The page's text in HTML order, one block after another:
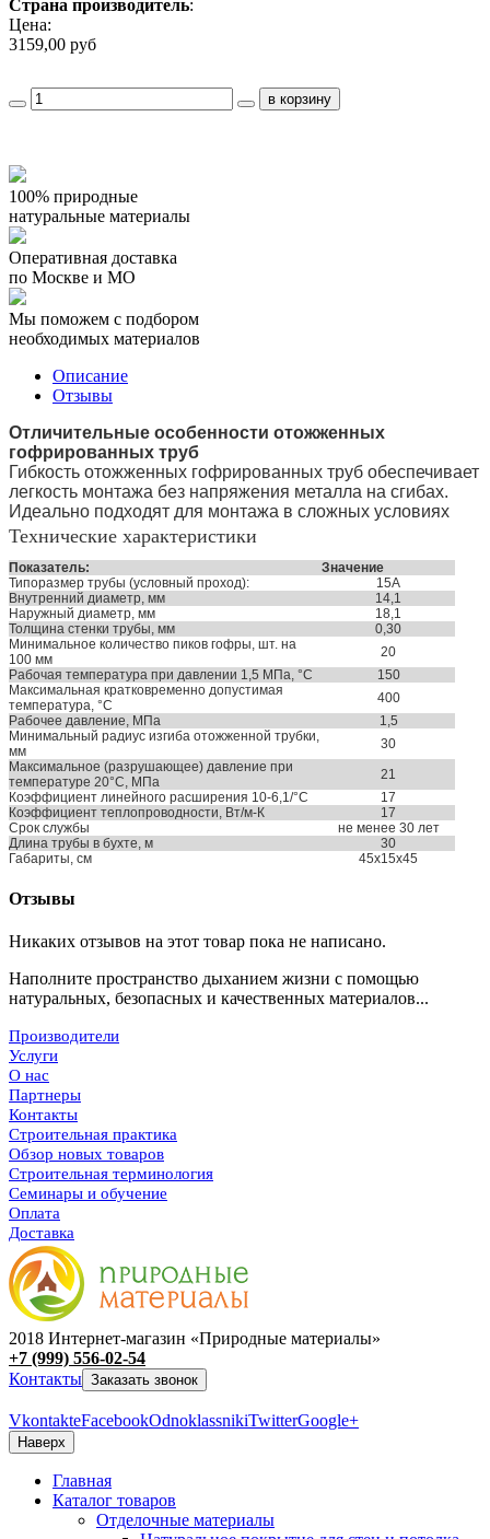
Страна производитель:
Цена:
3159,00 руб
100% природные
натуральные материалы
Оперативная доставка
по Москве и МО
Мы поможем с подбором
необходимых материалов
Описание
Отзывы
Отличительные особенности отожженных
гофрированных труб
Гибкость отожженных гофрированных труб обеспечивает
легкость монтажа без напряжения металла на сгибах.
Идеально подходят для монтажа в сложных условиях
Технические характеристики
Показатель:
Значение
Типоразмер трубы (условный проход):
15А
Внутренний диаметр, мм
14,1
Наружный диаметр, мм
18,1
Толщина стенки трубы, мм
0,30
Минимальное количество пиков гофры, шт. на
100 мм
20
Рабочая температура при давлении 1,5 МПа, °С
150
Максимальная кратковременно допустимая
температура, °С
400
Рабочее давление, МПа
1,5
Минимальный радиус изгиба отожженной трубки,
мм
30
Максимальное (разрушающее) давление при
температуре 20°С, МПа
21
Коэффициент линейного расширения 10-6,1/°С
17
Коэффициент теплопроводности, Вт/м-К
17
Срок службы
не менее 30 лет
Длина трубы в бухте, м
30
Габариты, см
45x15x45
Отзывы
Никаких отзывов на этот товар пока не написано.
Наполните пространство дыханием жизни с помощью
натуральных, безопасных и качественных материалов...
Производители
Услуги
О нас
Партнеры
Контакты
Строительная практика
Обзор новых товаров
Строительная терминология
Семинары и обучение
Оплата
Доставка
2018 Интернет-магазин «Природные материалы»
+7 (999) 556-02-54
Контакты Заказать звонок
VkontakteFacebookOdnoklassnikiTwitterGoogle+
Наверх
Главная
Каталог товаров
Отделочные материалы